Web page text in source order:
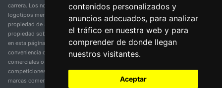
contenidos personalizados y
anuncios adecuados, para analizar
el tráfico en nuestra web y para
comprender de donde llegan
nuestros visitantes.
Aceptar
carrera. Los nombres de equipos, competiciones, marcas comerciales y
logotipos mencionados en esta página de resultados de ciclismo son
propiedad de sus respectivos dueños. No tenemos afiliación, patrocinio ni
propiedad sobre estas marcas comerciales. Toda la información proporcionada
en esta página se presenta únicamente con fines informativos y para la
conveniencia de nuestros usuarios. Cualquier uso de nombres, marcas
comerciales o logotipos tiene el único propósito de identificar equipos y
competiciones y no implica asociación o respaldo. Todos los derechos de las
marcas comerciales mencionadas aquí pertenecen a sus propietarios legítimos.